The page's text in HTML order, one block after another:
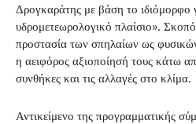
Δρογκαράτης με βάση το ιδιόμορφο
υδρομετεωρολογικό πλαίσιο».
προστασία των σπηλαίων ως
η αειφόρος αξιοποίησή τους κάτω
συνθήκες και τις αλλαγές στο κλίμα.
Αντικείμενο της προγραμματικής